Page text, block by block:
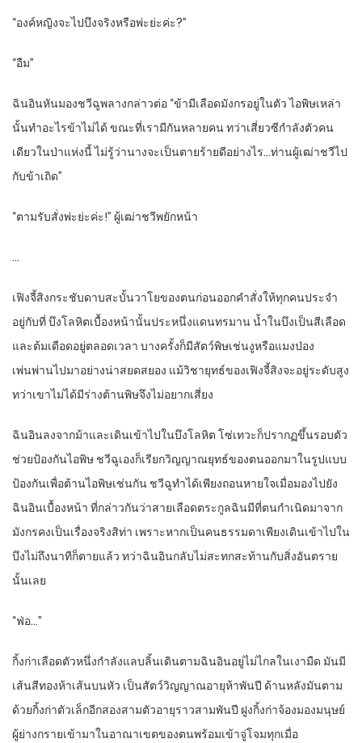
“องค์หญิงจะไปบึงจริงหรือพ่ะย่ะค่ะ?”
“อืม”
ฉินอินหันมองชวีฉูพลางกล่าวต่อ “ข้ามีเลือดมังกรอยู่ในตัว ไอพิษเหล่า
นั้นทำอะไรข้าไม่ได้ ขณะที่เรามีกันหลายคน ทว่าเสี่ยวซีกำลังตัวคน
เดียวในป่าแห่งนี้ ไม่รู้ว่านางจะเป็นตายร้ายดีอย่างไร…ท่านผู้เฒ่าชวีไป
กับข้าเถิด”
“ตามรับสั่งพ่ะย่ะค่ะ!” ผู้เฒ่าชวีพยักหน้า
…
เฟิงจี้สิงกระชับดาบสะบั้นวาโยของตนก่อนออกคำสั่งให้ทุกคนประจำ
อยู่กับที่ บึงโลหิตเบื้องหน้านั้นประหนึ่งแดนทรมาน น้ำในบึงเป็นสีเลือด
และต้มเดือดอยู่ตลอดเวลา บางครั้งก็มีสัตว์พิษเช่นงูหรือแมงป่อง
เพ่นพ่านไปมาอย่างน่าสยดสยอง แม้วิชายุทธ์ของเฟิงจี้สิงจะอยู่ระดับสูง
ทว่าเขาไม่ได้มีร่างต้านพิษจึงไม่อยากเสี่ยง
ฉินอินลงจากม้าและเดินเข้าไปในบึงโลหิต โซ่เทวะก็ปรากฏขึ้นรอบตัว
ช่วยป้องกันไอพิษ ชวีฉูเองก็เรียกวิญญาณยุทธ์ของตนออกมาในรูปแบบ
ป้องกันเพื่อต้านไอพิษเช่นกัน ชวีฉูทำได้เพียงถอนหายใจเมื่อมองไปยัง
ฉินอินเบื้องหน้า ที่กล่าวกันว่าสายเลือดตระกูลฉินมีที่ตนกำเนิดมาจาก
มังกรคงเป็นเรื่องจริงสิท่า เพราะหากเป็นคนธรรมดาเพียงเดินเข้าไปใน
บึงไม่ถึงนาทีก็ตายแล้ว ทว่าฉินอินกลับไม่สะทกสะท้านกับสิ่งอันตราย
นั้นเลย
“ฟ่อ…”
กิ้งก่าเลือดตัวหนึ่งกำลังแลบลิ้นเดินตามฉินอินอยู่ไม่ไกลในเงามืด มันมี
เส้นสีทองห้าเส้นบนหัว เป็นสัตว์วิญญาณอายุห้าพันปี ด้านหลังมันตาม
ด้วยกิ้งก่าตัวเล็กอีกสองสามตัวอายุราวสามพันปี ฝูงกิ้งก่าจ้องมองมนุษย์
ผู้ย่างกรายเข้ามาในอาณาเขตของตนพร้อมเข้าจู่โจมทุกเมื่อ